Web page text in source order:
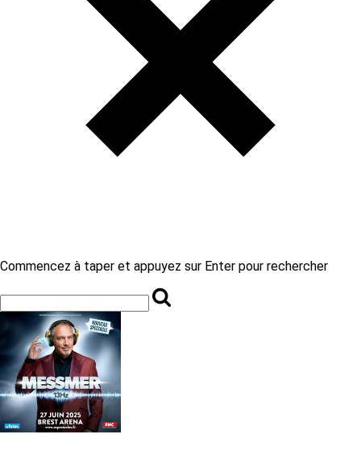
Commencez à taper et appuyez sur Enter pour rechercher